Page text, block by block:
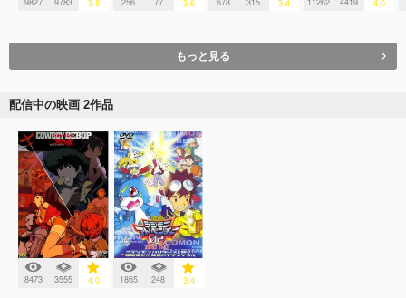
3.8 3.6 3.4 4.0
もっと見る
配信中の映画 2作品
8473 3555 4.0 1865 248 3.4